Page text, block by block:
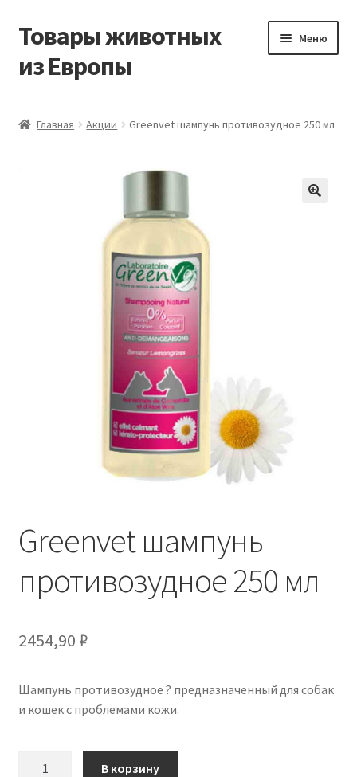
Перейти
навигации
Перейти
содержимому
Товары животных
из Европы
Меню
Оформление заказа
Главная Акции Greenvet шампунь противозудное 250 мл
Greenvet шампунь
противозудное 250 мл
2454,90 ₽
Шампунь противозудное ? предназначенный для собак
и кошек с проблемами кожи.
В корзину